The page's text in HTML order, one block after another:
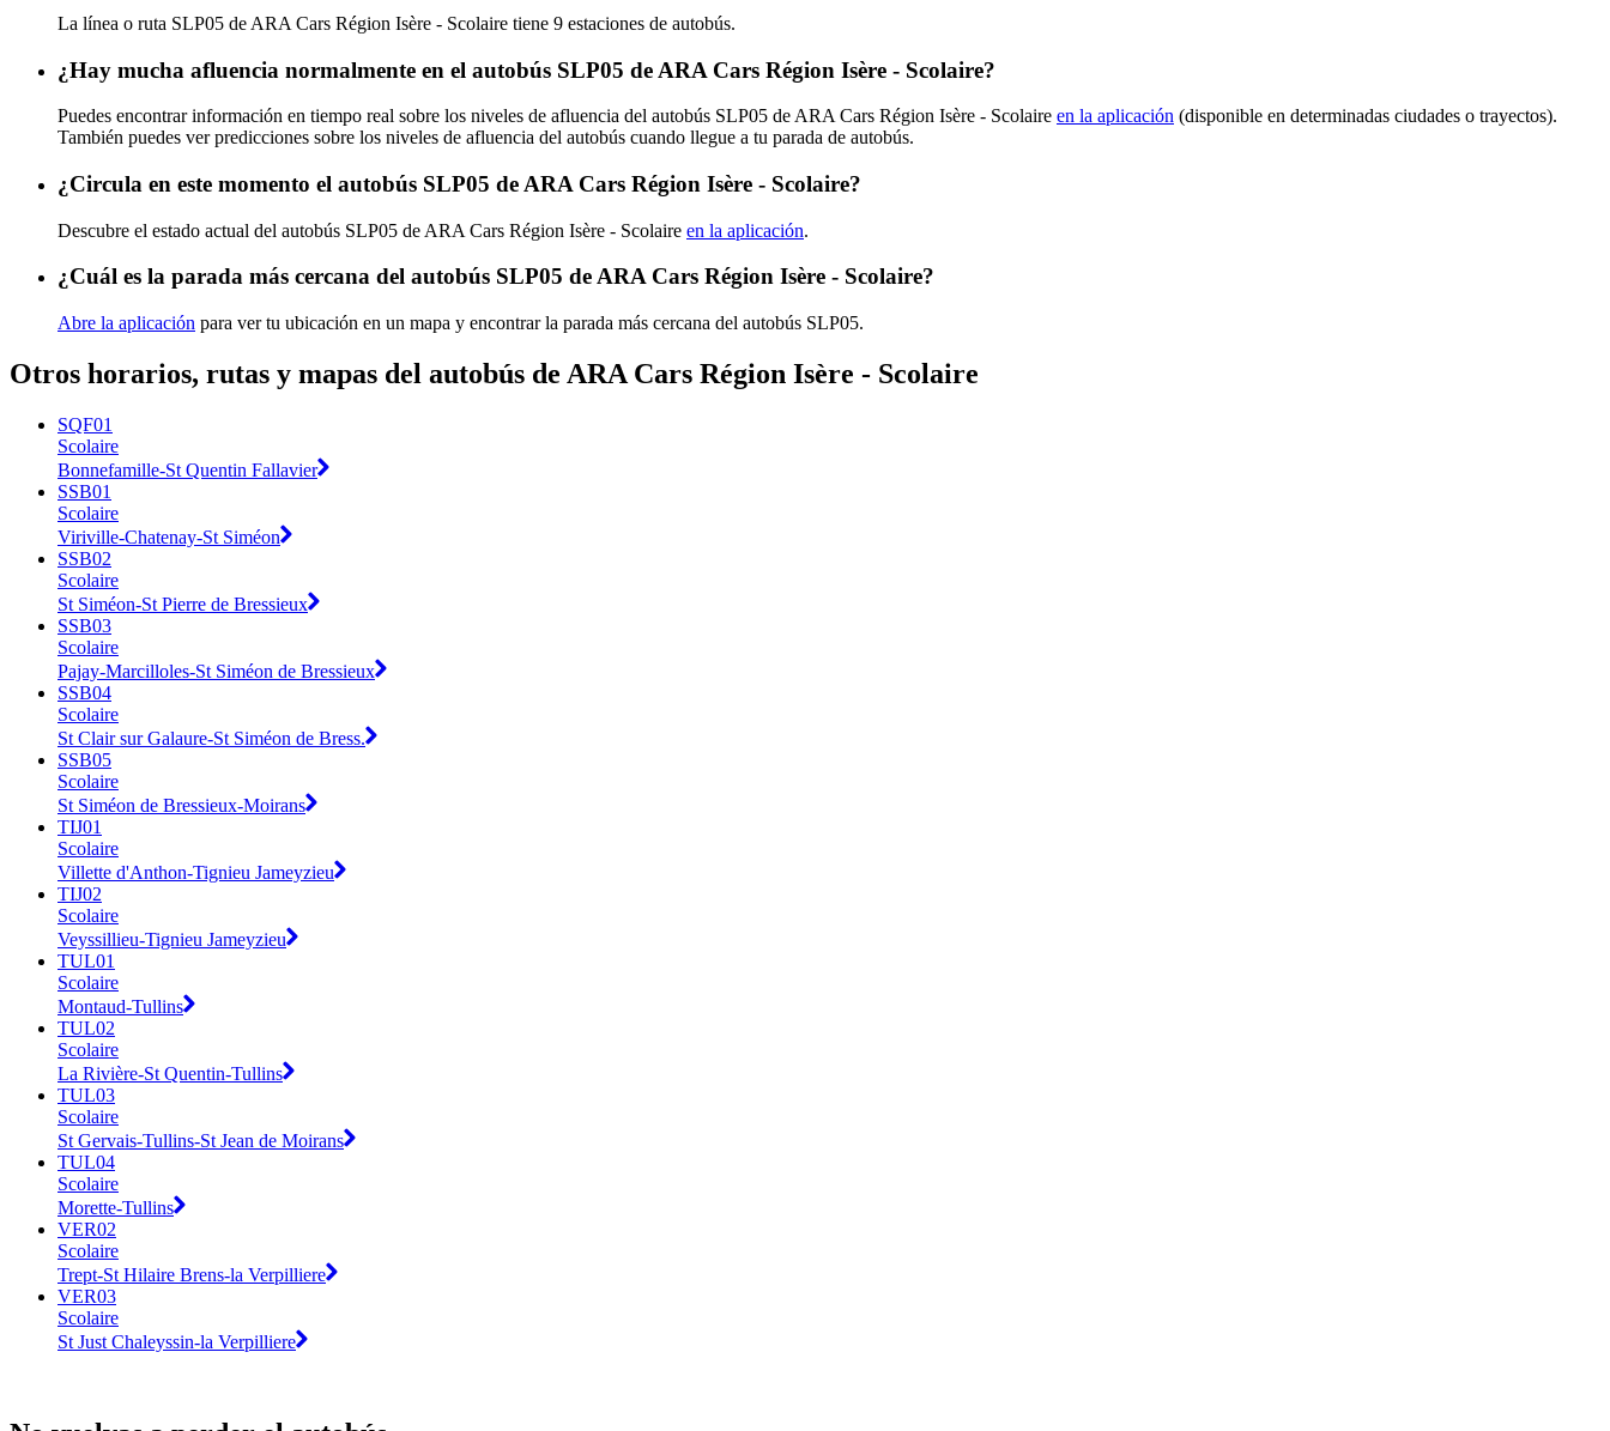
La línea o ruta SLP05 de ARA Cars Région Isère - Scolaire tiene 9 estaciones de autobús.
¿Hay mucha afluencia normalmente en el autobús SLP05 de ARA Cars Région Isère - Scolaire?
Puedes encontrar información en tiempo real sobre los niveles de afluencia del autobús SLP05 de ARA Cars Région Isère - Scolaire en la aplicación (disponible en determinadas ciudades o trayectos).
También puedes ver predicciones sobre los niveles de afluencia del autobús cuando llegue a tu parada de autobús.
¿Circula en este momento el autobús SLP05 de ARA Cars Région Isère - Scolaire?
Descubre el estado actual del autobús SLP05 de ARA Cars Région Isère - Scolaire en la aplicación.
¿Cuál es la parada más cercana del autobús SLP05 de ARA Cars Région Isère - Scolaire?
Abre la aplicación para ver tu ubicación en un mapa y encontrar la parada más cercana del autobús SLP05.
Otros horarios, rutas y mapas del autobús de ARA Cars Région Isère - Scolaire
SQF01
Scolaire
Bonnefamille-St Quentin Fallavier
SSB01
Scolaire
Viriville-Chatenay-St Siméon
SSB02
Scolaire
St Siméon-St Pierre de Bressieux
SSB03
Scolaire
Pajay-Marcilloles-St Siméon de Bressieux
SSB04
Scolaire
St Clair sur Galaure-St Siméon de Bress.
SSB05
Scolaire
St Siméon de Bressieux-Moirans
TIJ01
Scolaire
Villette d'Anthon-Tignieu Jameyzieu
TIJ02
Scolaire
Veyssillieu-Tignieu Jameyzieu
TUL01
Scolaire
Montaud-Tullins
TUL02
Scolaire
La Rivière-St Quentin-Tullins
TUL03
Scolaire
St Gervais-Tullins-St Jean de Moirans
TUL04
Scolaire
Morette-Tullins
VER02
Scolaire
Trept-St Hilaire Brens-la Verpilliere
VER03
Scolaire
St Just Chaleyssin-la Verpilliere